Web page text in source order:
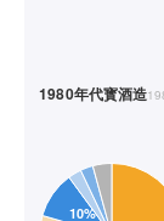
1980年代寳酒造